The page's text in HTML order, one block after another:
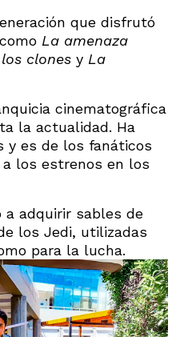
que disfrutó
La amenaza
clones y La
cinematográfica
la actualidad. Ha
es de los fanáticos
los estrenos en los
a adquirir sables de
los Jedi, utilizadas
para la lucha.